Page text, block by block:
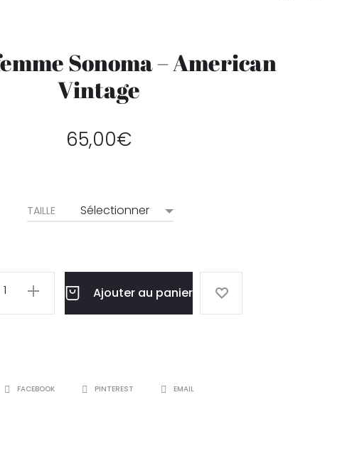
Sonoma – American
Vintage
65,00€
TAILLE
Ajouter au panier
FACEBOOK PINTEREST EMAIL